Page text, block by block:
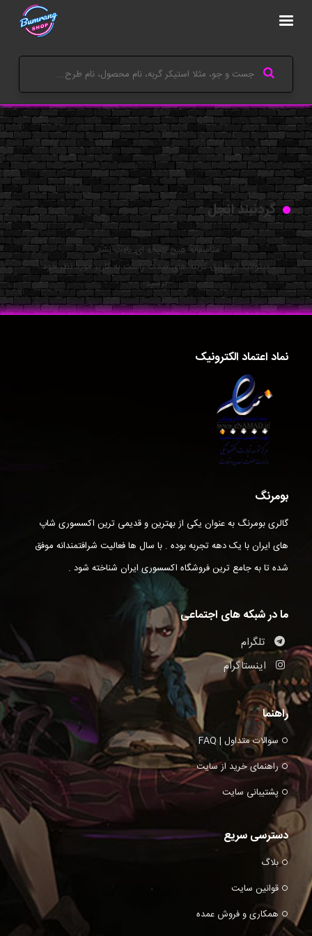
گردنبند انجل
متاسفانه هیچ نتیجه ای یافت نشد !
میتوانید از طریق گزینه های سمت راست به کاربر مورد نظر خود
برسید
نماد اعتماد الکترونیک
بومرنگ
گالری بومرنگ به عنوان یکی از بهترین و قدیمی ترین اکسسوری شاپ
های ایران با یک دهه تجربه بوده . با سال ها فعالیت شرافتمندانه موفق
شده تا به جامع ترین فروشگاه اکسسوری ایران شناخته شود .
ما در شبکه های اجتماعی
تلگرام
اینستاگرام
راهنما
سوالات متداول | FAQ
راهنمای خرید از سایت
پشتیبانی سایت
دسترسی سریع
بلاگ
قوانین سایت
همکاری و فروش عمده